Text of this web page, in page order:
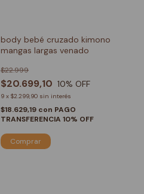
body bebé cruzado kimono
mangas largas venado
$20.699,10
$22.999
10% OFF
9 x $2.299,90 sin interés
$18.629,19 con PAGO
TRANSFERENCIA 10% OFF
Comprar